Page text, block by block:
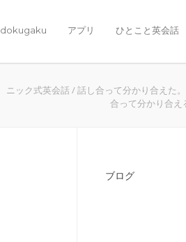
dokugaku アプリ ひとこと英会話
ニック式英会話 /話し合って分かり合えた
合って分かり合
ブログ